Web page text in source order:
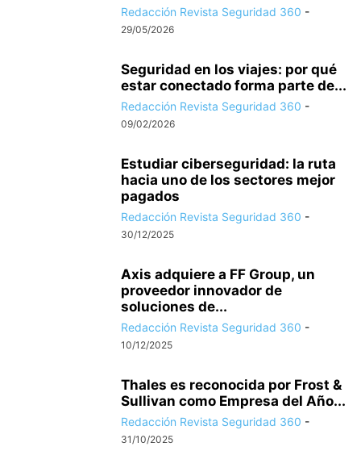
Redacción Revista Seguridad 360 -
29/05/2026
Seguridad en los viajes: por qué
estar conectado forma parte de...
Redacción Revista Seguridad 360 -
09/02/2026
Estudiar ciberseguridad: la ruta
hacia uno de los sectores mejor
pagados
Redacción Revista Seguridad 360 -
30/12/2025
Axis adquiere a FF Group, un
proveedor innovador de
soluciones de...
Redacción Revista Seguridad 360 -
10/12/2025
Thales es reconocida por Frost &
Sullivan como Empresa del Año...
Redacción Revista Seguridad 360 -
31/10/2025